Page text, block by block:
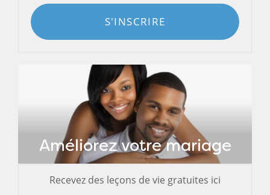
S'INSCRIRE
Améliorez votre mariage
Recevez des leçons de vie gratuites ici